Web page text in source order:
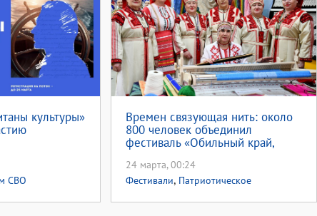
культуры»
СВО
Времен связующая нить: около
800 человек объединил
фестиваль «Обильный край,
24 марта, 00:24
Фестивали, Патриотическое